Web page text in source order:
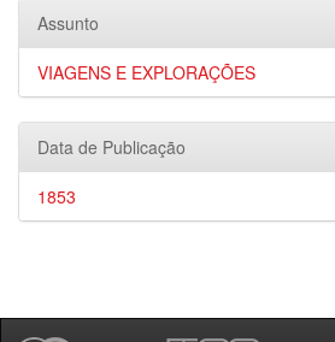
Assunto
VIAGENS E EXPLORAÇÕES
Data de Publicação
1853